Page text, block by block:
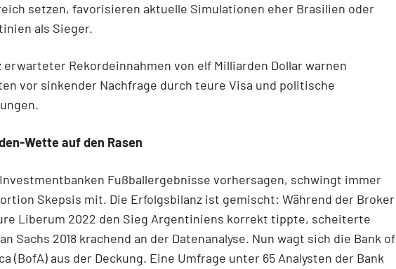
setzen, favorisieren aktuelle Simulationen eher Brasilien oder
als Sieger.
erwarteter Rekordeinnahmen von elf Milliarden Dollar warnen
vor sinkender Nachfrage durch teure Visa und politische
Wette auf den Rasen
Fußballergebnisse vorhersagen, schwingt immer
Skepsis mit. Die Erfolgsbilanz ist gemischt: Während der Broker
Liberum 2022 den Sieg Argentiniens korrekt tippte, scheiterte
Sachs 2018 krachend an der Datenanalyse. Nun wagt sich die Bank of
(BofA) aus der Deckung. Eine Umfrage unter 65 Analysten der Bank